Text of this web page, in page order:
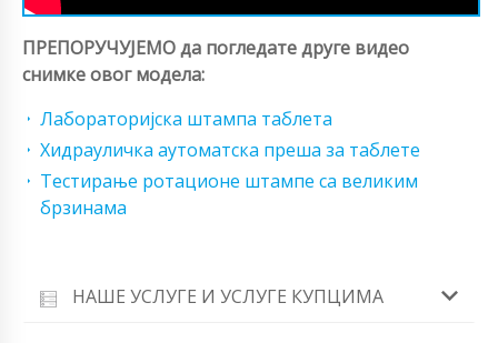
ПРЕПОРУЧУЈЕМО да погледате друге видео
снимке овог модела:
Лабораторијска штампа таблета
Хидрауличка аутоматска преша за таблете
Тестирање ротационе штампе са великим
брзинама
НАШЕ УСЛУГЕ И УСЛУГЕ КУПЦИМА